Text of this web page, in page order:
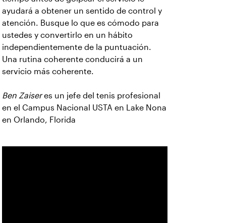
ayudará a obtener un sentido de control y
atención. Busque lo que es cómodo para
ustedes y convertirlo en un hábito
independientemente de la puntuación.
Una rutina coherente conducirá a un
servicio más coherente.
Ben Zaiseres un jefe del tenis profesional
en el Campus Nacional USTA en Lake Nona
en Orlando, Florida